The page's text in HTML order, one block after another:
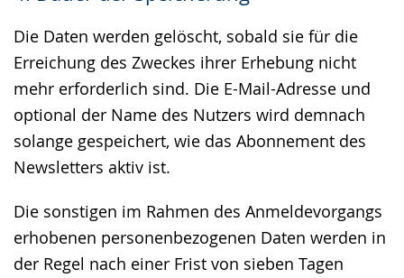
Die Daten werden gelöscht, sobald sie für die
Erreichung des Zweckes ihrer Erhebung nicht
mehr erforderlich sind. Die E-Mail-Adresse und
optional der Name des Nutzers wird demnach
solange gespeichert, wie das Abonnement des
Newsletters aktiv ist.
Die sonstigen im Rahmen des Anmeldevorgangs
erhobenen personenbezogenen Daten werden in
der Regel nach einer Frist von sieben Tagen